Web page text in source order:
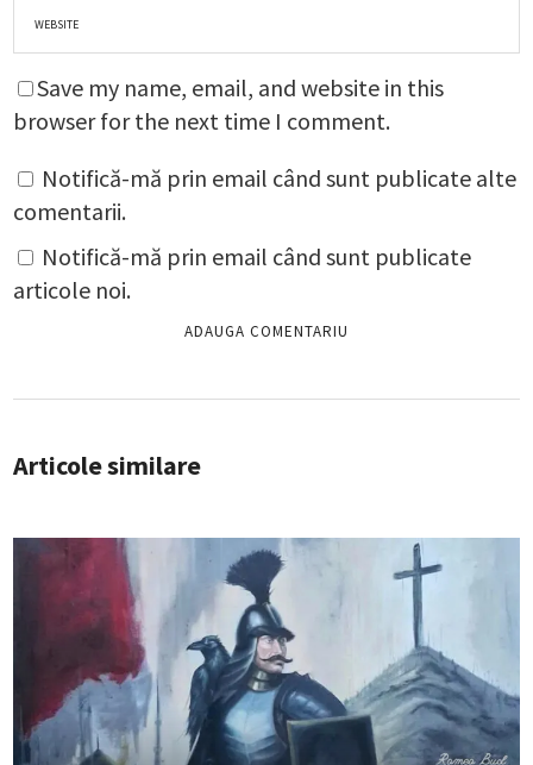
Save my name, email, and website in this
browser for the next time I comment.
Notifică-mă prin email când sunt publicate alte
comentarii.
Notifică-mă prin email când sunt publicate
articole noi.
Articole similare